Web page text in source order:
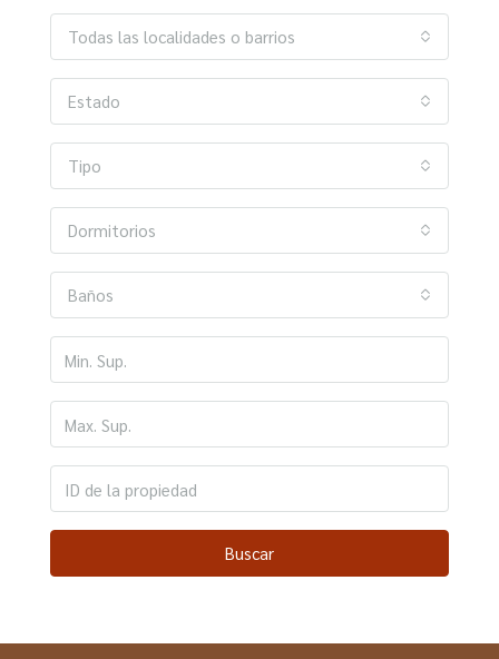
Todas las localidades o barrios
Estado
Tipo
Dormitorios
Baños
Buscar